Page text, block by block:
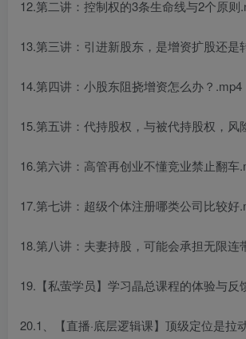
12.第二讲：控制权的3条生命线与2个原则
13.第三讲：引进新股东，是增资扩股还是
14.第四讲：小股东阻挠增资怎么办？.mp4
15.第五讲：代持股权，与被代持股权，风
16.第六讲：高管再创业不懂竞业禁止翻车
17.第七讲：超级个体注册哪类公司比较好
18.第八讲：夫妻持股，可能会承担无限连
19.【私萤学员】学习晶总课程的体验与反
20.1、【直播·底层逻辑课】顶级定位是拉